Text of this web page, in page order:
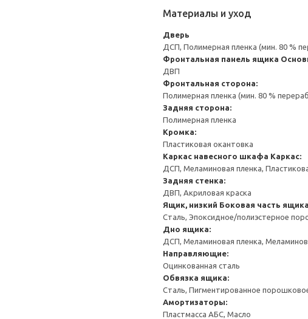
Материалы и уход
Дверь
ДСП, Полимерная пленка (мин. 80 %
Фронтальная панель ящика
ДВП
Фронтальная сторона:
Полимерная пленка (мин. 80 %
Задняя сторона:
Полимерная пленка
Кромка:
Пластиковая окантовка
Каркас навесного шкафа Каркас:
ДСП, Меламиновая пленка,
Задняя стенка:
ДВП, Акриловая краска
Ящик, низкий Боковая часть
Сталь, Эпоксидное/полиэстерное
Дно ящика:
ДСП, Меламиновая пленка,
Направляющие:
Оцинкованная сталь
Обвязка ящика:
Сталь, Пигментированное
Амортизаторы:
Пластмасса АБС, Масло